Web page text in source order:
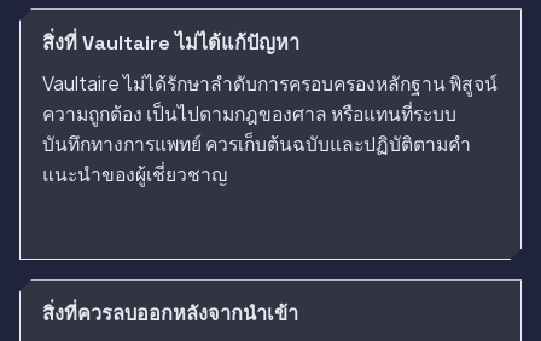
สิ่งที่ Vaultaire ไม่ได้แก้ปัญหา
Vaultaire ไม่ได้รักษาลำดับการครอบครองหลักฐาน พิสูจน์
ความถูกต้อง เป็นไปตามกฎของศาล หรือแทนที่ระบบ
บันทึกทางการแพทย์ ควรเก็บต้นฉบับและปฏิบัติตามคำ
แนะนำของผู้เชี่ยวชาญ
สิ่งที่ควรลบออกหลังจากนำเข้า